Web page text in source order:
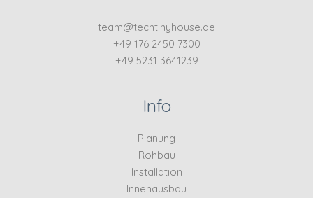
team@techtinyhouse.de
+49 176 2450 7300
+49 5231 3641239
Info
Planung
Rohbau
Installation
Innenausbau